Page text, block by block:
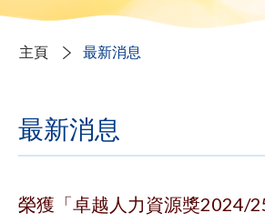
主頁 最新消息
最新消息
榮獲「卓越人力資源獎2024/